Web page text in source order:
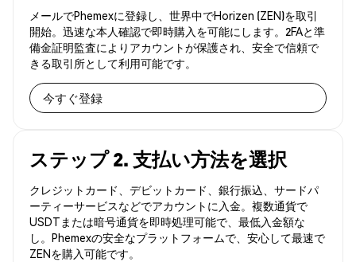
メールでPhemexに登録し、世界中でHorizen (ZEN)を取引
開始。迅速な本人確認で即時購入を可能にします。2FAと準
備金証明監査によりアカウントが保護され、安全で信頼で
きる取引所として利用可能です。
今すぐ登録
ステップ 2. 支払い方法を選択
クレジットカード、デビットカード、銀行振込、サードパ
ーティーサービスなどでアカウントに入金。複数通貨で
USDTまたは暗号通貨を即時処理可能で、最低入金額な
し。Phemexの安全なプラットフォームで、安心して最速で
ZENを購入可能です。